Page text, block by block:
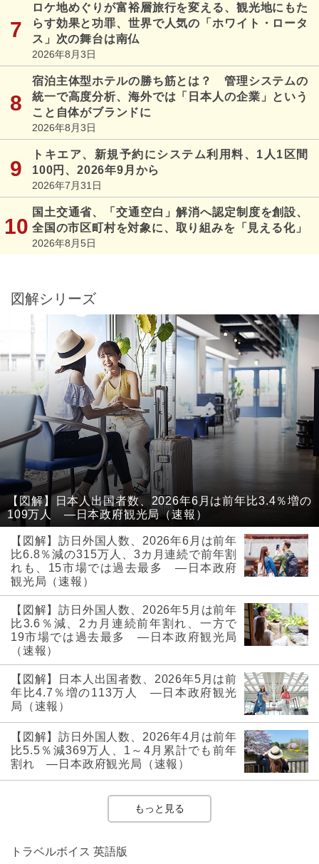
ロケ地めぐりが富裕層旅行を変える、観光地にもた
らす効果と功罪、世界で人気の「ホワイト・ロータ
ス」次の舞台は南仏
2026年8月3日
宿泊主体型ホテルの勝ち筋とは？ 管理システムの
統一で高度分析、海外では「日本人の企業」という
こと自体がブランドに
2026年8月3日
トキエア、新規予約にシステム利用料、1人1区間
100円、2026年9月から
2026年7月31日
国土交通省、「交通空白」解消へ認定制度を創設、
全国の市区町村を対象に、取り組みを「見える化」
2026年8月5日
図解シリーズ
【図解】日本人出国者数、2026年6月は前年比3.4％増の
109万人 ―日本政府観光局（速報）
【図解】訪日外国人数、2026年6月は前年
比6.8％減の315万人、3カ月連続で前年割
れも、15市場では過去最多 ―日本政府
観光局（速報）
【図解】訪日外国人数、2026年5月は前年
比3.6％減、2カ月連続前年割れ、一方で
19市場では過去最多 ―日本政府観光局
（速報）
【図解】日本人出国者数、2026年5月は前
年比4.7％増の113万人 ―日本政府観光
局（速報）
【図解】訪日外国人数、2026年4月は前年
比5.5％減369万人、1～4月累計でも前年
割れ ―日本政府観光局（速報）
もっと見る
トラベルボイス 英語版